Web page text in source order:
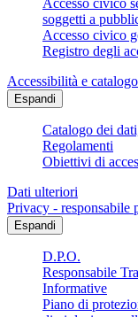
soggetti a
Accesso civico
Registro degli
Accessibilità e
Espandi
Catalogo dei
Regolamenti
Obiettivi di
Dati ulteriori
Privacy - responsabile
Espandi
D.P.O.
Responsabile
Informative
Piano di